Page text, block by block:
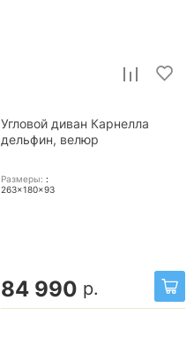
Угловой диван Карнелла
дельфин, велюр
Размеры: :
263x180x93
84 990 р.